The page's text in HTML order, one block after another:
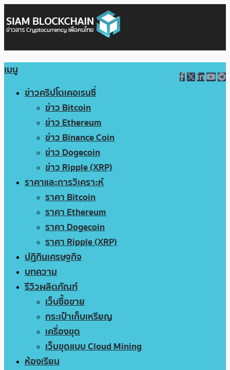
เมนู
ข่าวคริปโตเคอเรนซี่
ข่าว Bitcoin
ข่าว Ethereum
ข่าว Binance Coin
ข่าว Dogecoin
ข่าว Ripple (XRP)
ราคาและการวิเคราะห์
ราคา Bitcoin
ราคา Ethereum
ราคา Dogecoin
ราคา Ripple (XRP)
ปฏิทินเศรษฐกิจ
บทความ
รีวิวผลิตภัณฑ์
เว็บซื้อขาย
กระเป๋าเก็บเหรียญ
เครื่องขุด
เว็บขุดแบบ Cloud Mining
ห้องเรียน